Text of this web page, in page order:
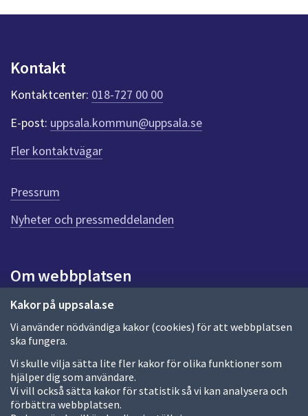
Kakor på uppsala.se
Vi använder nödvändiga kakor (cookies) för att webbplatsen
ska fungera.
Vi skulle vilja sätta lite fler kakor för olika funktioner som
hjälper dig som användare.
Vi vill också sätta kakor för statistik så vi kan analysera och
förbättra webbplatsen.
p
k
t
e
f
r
d
n
n
a
a
Kontakt
Kontaktcenter: 018-727 00 00
E-post: uppsala.kommun@uppsala.se
Fler kontaktvägar
Pressrum
Nyheter och pressmeddelanden
Om webbplatsen
Om webbplatsen
Allmänna handlingar och diarium
Behandling av personuppgifter
Kakor
Språk (other languages)